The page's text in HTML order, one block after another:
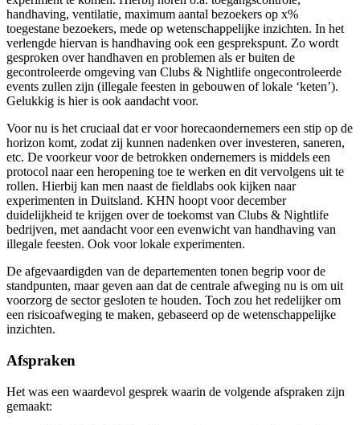
handhaving, ventilatie, maximum aantal bezoekers op x%
toegestane bezoekers, mede op wetenschappelijke inzichten. In het
verlengde hiervan is handhaving ook een gesprekspunt. Zo wordt
gesproken over handhaven en problemen als er buiten de
gecontroleerde omgeving van Clubs & Nightlife ongecontroleerde
events zullen zijn (illegale feesten in gebouwen of lokale ‘keten’).
Gelukkig is hier is ook aandacht voor.
Voor nu is het cruciaal dat er voor horecaondernemers een stip op de
horizon komt, zodat zij kunnen nadenken over investeren, saneren,
etc. De voorkeur voor de betrokken ondernemers is middels een
protocol naar een heropening toe te werken en dit vervolgens uit te
rollen. Hierbij kan men naast de fieldlabs ook kijken naar
experimenten in Duitsland. KHN hoopt voor december
duidelijkheid te krijgen over de toekomst van Clubs & Nightlife
bedrijven, met aandacht voor een evenwicht van handhaving van
illegale feesten. Ook voor lokale experimenten.
De afgevaardigden van de departementen tonen begrip voor de
standpunten, maar geven aan dat de centrale afweging nu is om uit
voorzorg de sector gesloten te houden. Toch zou het redelijker om
een risicoafweging te maken, gebaseerd op de wetenschappelijke
inzichten.
Afspraken
Het was een waardevol gesprek waarin de volgende afspraken zijn
gemaakt: